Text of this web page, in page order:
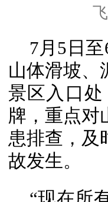
7月5日
山体滑坡、
景区入口
牌，重点对
患排查，及
故发生。